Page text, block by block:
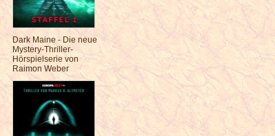
Dark Maine - Die neue
Mystery-Thriller-
Hörspielserie von
Raimon Weber